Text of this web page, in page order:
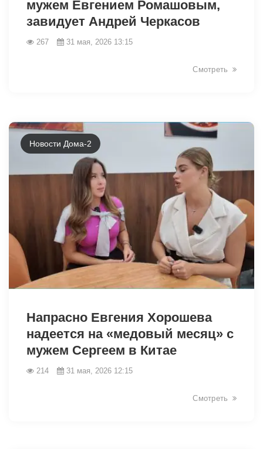
мужем Евгением Ромашовым,
завидует Андрей Черкасов
267 31 мая, 2026 13:15
Смотреть
Новости Дома-2
Напрасно Евгения Хорошева
надеется на «медовый месяц» с
мужем Сергеем в Китае
214 31 мая, 2026 12:15
Смотреть